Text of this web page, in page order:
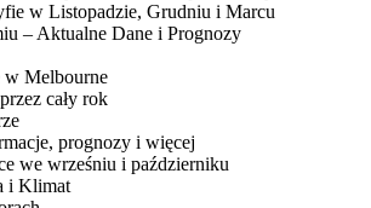
w Listopadzie, Grudniu i Marcu
– Aktualne Dane i Prognozy
w Melbourne
cały rok
prognozy i więcej
we wrześniu i październiku
i Klimat